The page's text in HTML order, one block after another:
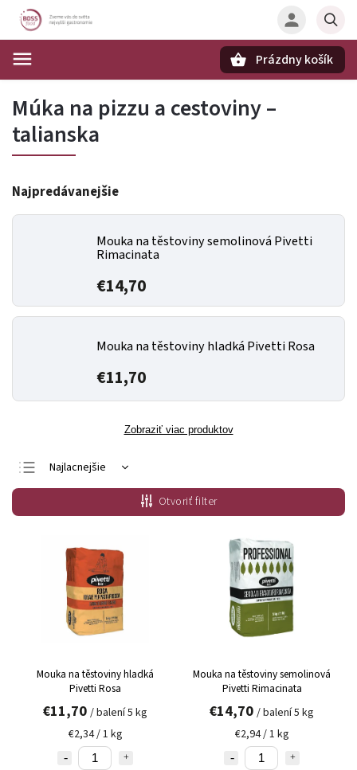
Prázdny košík
Múka na pizzu a cestoviny –
talianska
Najpredávanejšie
Mouka na těstoviny semolinová Pivetti
Rimacinata
€14,70
Mouka na těstoviny hladká Pivetti Rosa
€11,70
Zobraziť viac produktov
Najlacnejšie
Najdrahšie
Najpredávanejšie
Abecedne
Otvoriť filter
Mouka na těstoviny hladká
Pivetti Rosa
€11,70 / balení 5 kg
€2,34 / 1 kg
Mouka na těstoviny semolinová
Pivetti Rimacinata
€14,70 / balení 5 kg
€2,94 / 1 kg